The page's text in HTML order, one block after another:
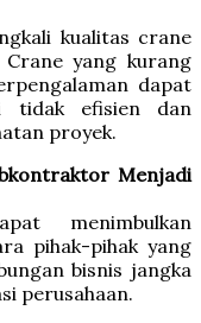
kualitas crane
yang kurang
dapat
tidak efisien dan
proyek.
Menjadi
menimbulkan
pihak-pihak yang
bisnis jangka
perusahaan.